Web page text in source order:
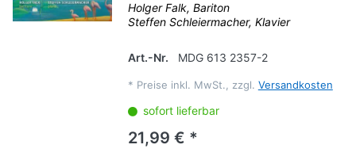
Holger Falk, Bariton
Steffen Schleiermacher, Klavier
Art.-Nr. MDG 613 2357-2
* Preise inkl. MwSt., zzgl. Versandkosten
sofort lieferbar
21,99 € *